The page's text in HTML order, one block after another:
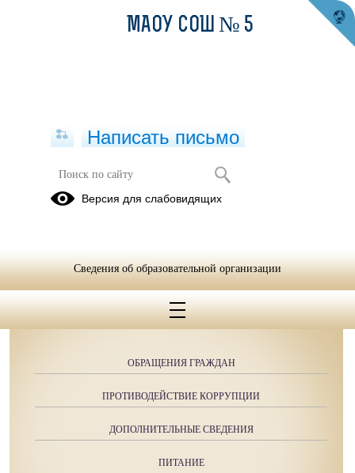
Контакты
ОБРАЩЕНИЯ ГРАЖДАН
ПРОТИВОДЕЙСТВИЕ КОРРУПЦИИ
ДОПОЛНИТЕЛЬНЫЕ СВЕДЕНИЯ
ПИТАНИЕ
МАОУ СОШ № 5
Написать письмо
Версия для слабовидящих
Сведения об образовательной организации